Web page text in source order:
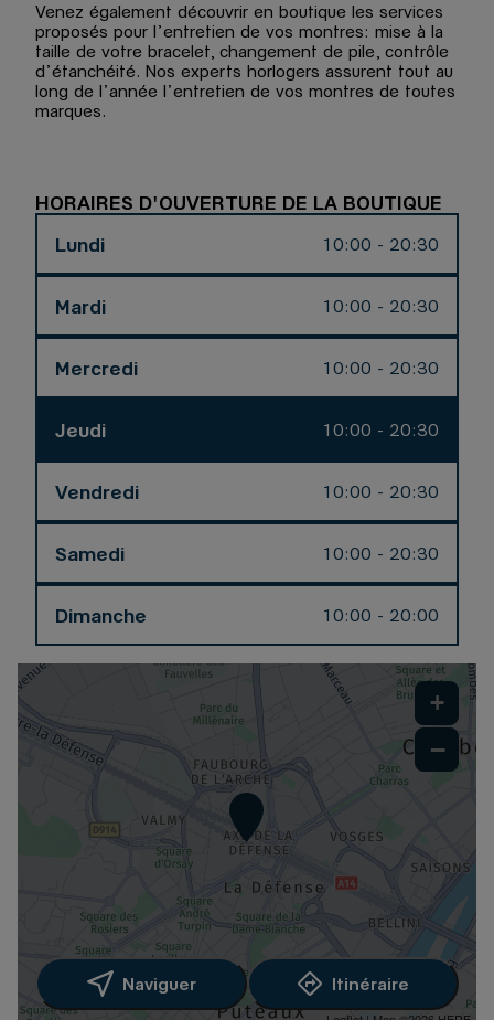
Venez également découvrir en boutique les services
proposés pour l’entretien de vos montres: mise à la
taille de votre bracelet, changement de pile, contrôle
d’étanchéité. Nos experts horlogers assurent tout au
long de l’année l’entretien de vos montres de toutes
marques.
HORAIRES D'OUVERTURE DE LA BOUTIQUE
Lundi
10:00 - 20:30
Mardi 10:00 - 20:30
Mercredi 10:00 - 20:30
Jeudi 10:00 - 20:30
Vendredi 10:00 - 20:30
Samedi 10:00 - 20:30
Dimanche 10:00 - 20:00
+
−
Naviguer Itinéraire